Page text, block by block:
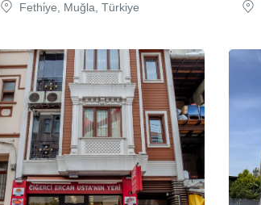
Fethi̇ye, Muğla, Türkiye